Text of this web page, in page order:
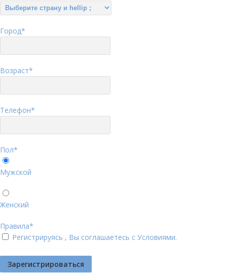
Город*
Возраст*
Телефон*
Пол*
Мужской
Женский
Правила*
Регистрируясь , Вы соглашаетесь с Условиями.